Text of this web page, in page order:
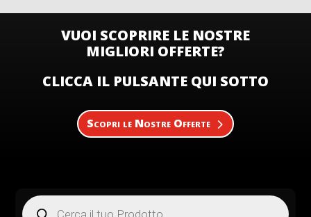
335,00 €. 245,00 €. 335,00 €.
VUOI SCOPRIRE LE NOSTRE
MIGLIORI OFFERTE?
CLICCA IL PULSANTE QUI SOTTO
Scopri le Nostre Offerte
Products
search